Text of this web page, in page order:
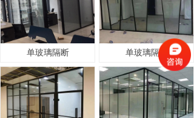
单玻璃隔断 单玻璃隔断